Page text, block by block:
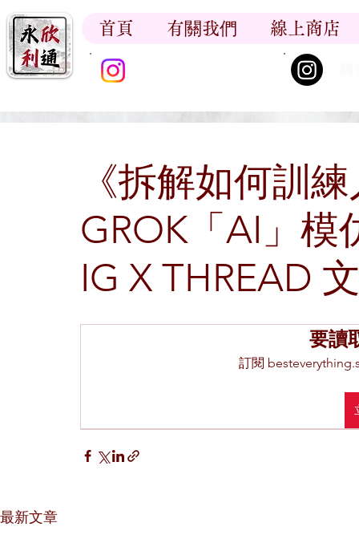
首頁 有關我們 線上商店
《拆解如何訓
GROK「AI」模
IG X THREAD
要讀
訂閱
最新文章